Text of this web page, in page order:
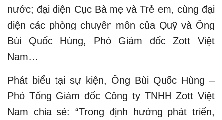
nước; đại diện Cục Bà mẹ và Trẻ em, cùng đại
diện các phòng chuyên môn của Quỹ và Ông
Bùi Quốc Hùng, Phó Giám đốc Zott Việt
Nam…
Phát biểu tại sự kiện, Ông Bùi Quốc Hùng –
Phó Tổng Giám đốc Công ty TNHH Zott Việt
Nam chia sẻ: “Trong định hướng phát triển,